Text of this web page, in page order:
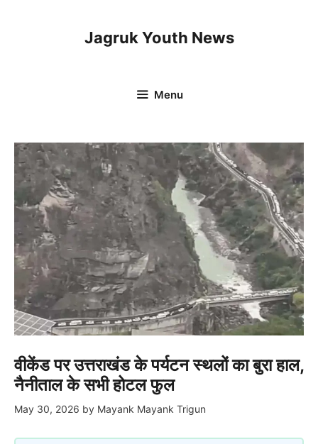
Jagruk Youth News
Menu
वीकेंड पर उत्तराखंड के पर्यटन स्थलों का बुरा हाल,
नैनीताल के सभी होटल फुल
May 30, 2026 by Mayank Mayank Trigun